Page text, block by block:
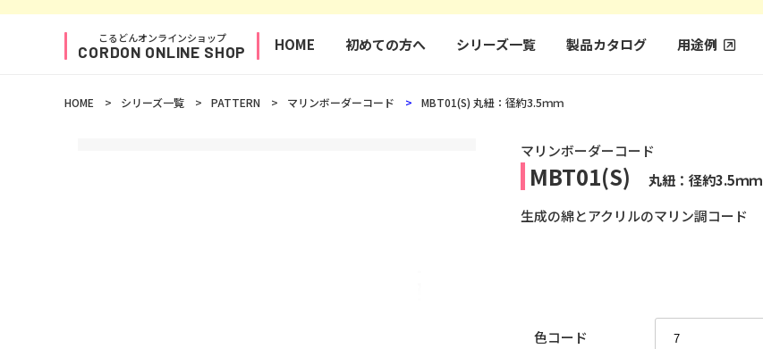
ンツに
こるどんオンラインショップ
CORDON ONLINE SHOP HOME 初めての方へ シリーズ一覧 製品カタログ 用途例
HOME シリーズ一覧 PATTERN マリンボーダーコード MBT01(S) 丸紐：径約3.5ｍｍ
マリンボーダーコード
MBT01(S)
丸紐：径約3.5ｍｍ
生成の綿とアクリルのマリン調コード
色コード